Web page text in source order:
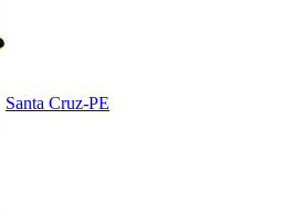
Santa Cruz-PE